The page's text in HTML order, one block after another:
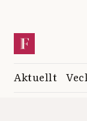
Aktuellt